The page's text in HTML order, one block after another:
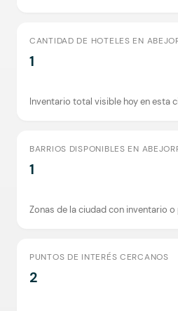
CANTIDAD DE HOTELES EN
1
Inventario total visible hoy en esta
BARRIOS DISPONIBLES EN
1
Zonas de la ciudad con inventario
PUNTOS DE INTERÉS CERCANOS
2